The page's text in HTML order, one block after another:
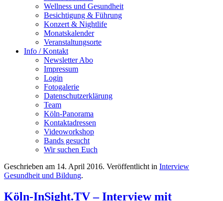
Wellness und Gesundheit
Besichtigung & Führung
Konzert & Nightlife
Monatskalender
Veranstaltungsorte
Info / Kontakt
Newsletter Abo
Impressum
Login
Fotogalerie
Datenschutzerklärung
Team
Köln-Panorama
Kontaktadressen
Videoworkshop
Bands gesucht
Wir suchen Euch
Geschrieben am 14. April 2016. Veröffentlicht in Interview
Gesundheit und Bildung.
Köln-InSight.TV – Interview mit